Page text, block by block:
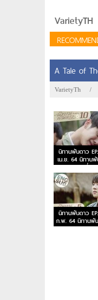
VarietyTH
A Tale of
VarietyTh /
นิทานพันดาว
เม.ย. 64 นิทาน
ที่ 10
นิทานพันดาว
ก.พ. 64 นิทานพั
5